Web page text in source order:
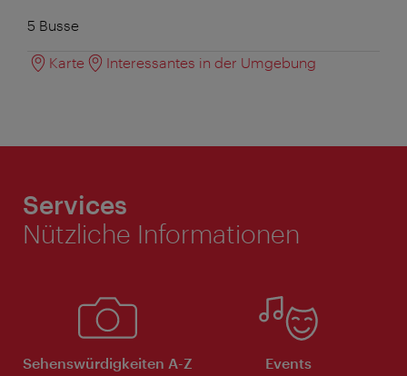
5 Busse
Karte Interessantes in der Umgebung
Services
Nützliche Informationen
Sehenswürdigkeiten A-Z Events